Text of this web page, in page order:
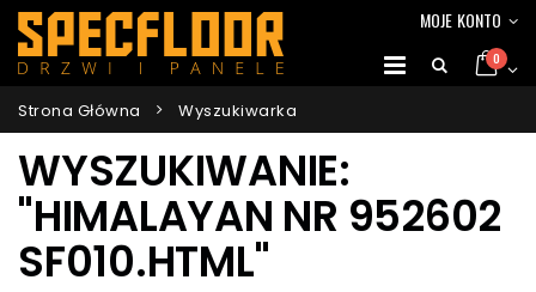
MOJE KONTO
0
Strona Główna Wyszukiwarka
WYSZUKIWANIE:
"HIMALAYAN NR 952602
SF010.HTML"